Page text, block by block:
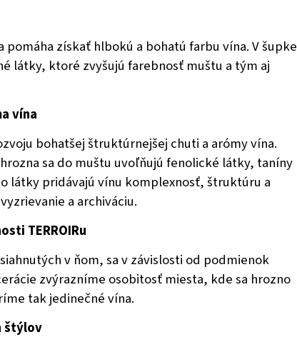
získať hlbokú a bohatú farbu vína. V šupke
látky, ktoré zvyšujú farebnosť muštu a tým aj
vína
bohatšej štruktúrnejšej chuti a arómy vína.
sa do muštu uvoľňujú fenolické látky, taníny
látky pridávajú vínu komplexnosť, štruktúru a
a archiváciu.
TERROIRu
v ňom, sa v závislosti od podmienok
zvýrazníme osobitosť miesta, kde sa hrozno
tak jedinečné vína.
štýlov